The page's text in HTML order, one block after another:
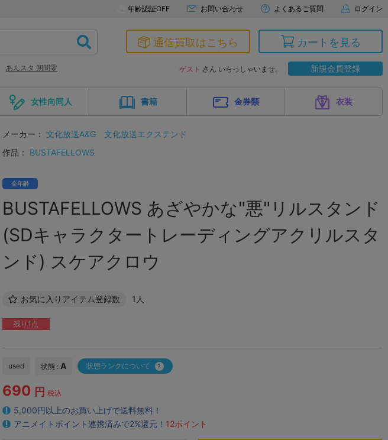
年齢認証OFF お問い合わせ よくあるご質問 ログイン
あんスタ 朔間零
通信買取はこちら カートを見る
ゲスト さん いらっしゃいませ。 新規会員登録
女性向同人 書籍 金券類 衣装
メーカー： 文化放送A&G
文化放送エクステンド
作品：
BUSTAFELLOWS
全年齢
BUSTAFELLOWS あざやかな"悪"リルスタンド
(SDキャラクタートレーディングアクリルスタ
ンド) スケアクロウ
お気に入りアイテム登録数 1人
残り1点
used 状態 : A 状態ランクについて
690 円 税込
5,000円以上のお買い上げで送料無料！
アニメイトポイント連携済みで2%還元！ 12ポイント